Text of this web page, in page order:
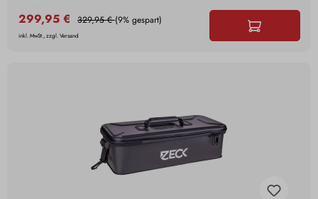
299,95 € 329,95 €(9% gespart)
inkl. MwSt., zzgl. Versand